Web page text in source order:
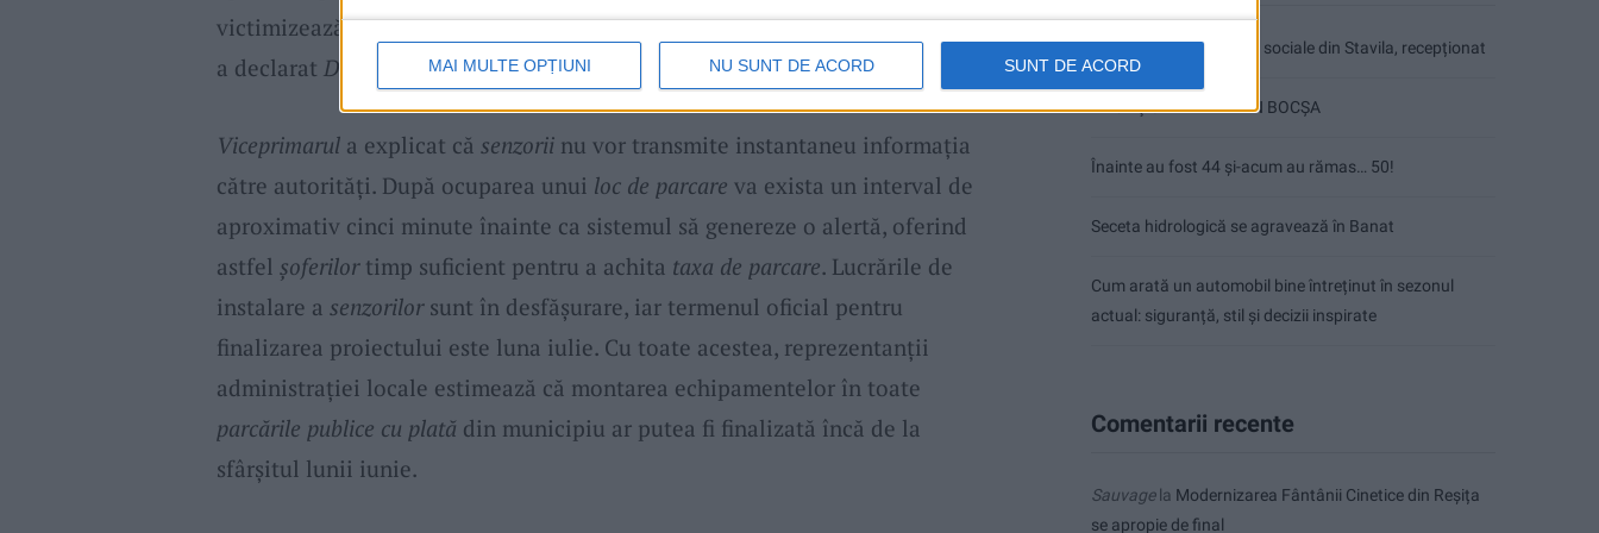
MAI MULTE OPȚIUNI NU SUNT DE ACORD SUNT DE ACORD
victimizează majoritatea. Acum, cu acest nou sistem, nu o să mai fie cazul.“,
a declarat Dani Călin .
Viceprimarula explicat că senzoriinu vor transmite instantaneu informația
către autorități. După ocuparea unui loc de parcare va exista un interval de
aproximativ cinci minute înainte ca sistemul să genereze o alertă, oferind
astfel șoferilortimp suficient pentru a achita taxa de parcare. Lucrările de
instalare a senzorilorsunt în desfășurare, iar termenul oficial pentru
finalizarea proiectului este luna iulie. Cu toate acestea, reprezentanții
administrației locale estimează că montarea echipamentelor în toate
parcările publice cu plată din municipiu ar putea fi finalizată încă de la
sfârșitul lunii iunie.
Ultimul bloc de locuințe sociale din Stavila, recepționat
ANUNŢ OPRIRE APĂ ÎN BOCȘA
Înainte au fost 44 și-acum au rămas… 50!
Seceta hidrologică se agravează în Banat
Cum arată un automobil bine întreținut în sezonul
actual: siguranță, stil și decizii inspirate
Comentarii recente
Sauvagela Modernizarea Fântânii Cinetice din Reșița
se apropie de final